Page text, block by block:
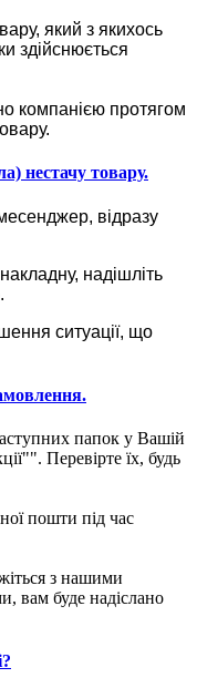
який з якихось
здійснюється
компанією протягом
нестачу товару.
відразу
надішліть
ситуації, що
папок у Вашій
Перевірте їх, будь
пошти під час
з нашими
вам буде надіслано